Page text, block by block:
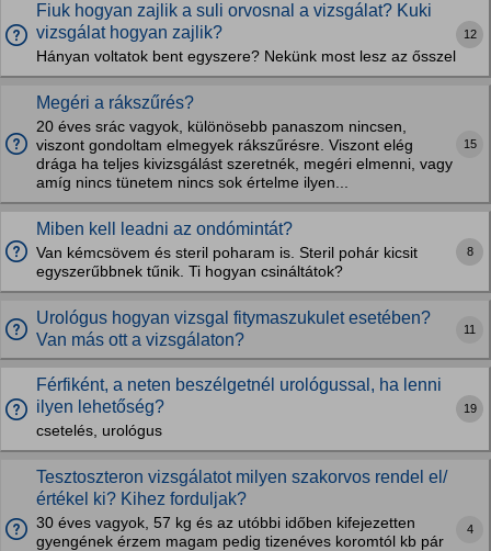
Fiuk hogyan zajlik a suli orvosnal a vizsgálat? Kuki
vizsgálat hogyan zajlik?
Hányan voltatok bent egyszere? Nekünk most lesz az ősszel
12
Megéri a rákszűrés?
20 éves srác vagyok, különösebb panaszom nincsen,
viszont gondoltam elmegyek rákszűrésre. Viszont elég
drága ha teljes kivizsgálást szeretnék, megéri elmenni, vagy
amíg nincs tünetem nincs sok értelme ilyen...
15
Miben kell leadni az ondómintát?
Van kémcsövem és steril poharam is. Steril pohár kicsit
egyszerűbbnek tűnik. Ti hogyan csináltátok?
8
Urológus hogyan vizsgal fitymaszukulet esetében?
Van más ott a vizsgálaton?
11
Férfiként, a neten beszélgetnél urológussal, ha lenni
ilyen lehetőség?
csetelés, urológus
19
Tesztoszteron vizsgálatot milyen szakorvos rendel el/
értékel ki? Kihez forduljak?
30 éves vagyok, 57 kg és az utóbbi időben kifejezetten
gyengének érzem magam pedig tizenéves koromtól kb pár
4